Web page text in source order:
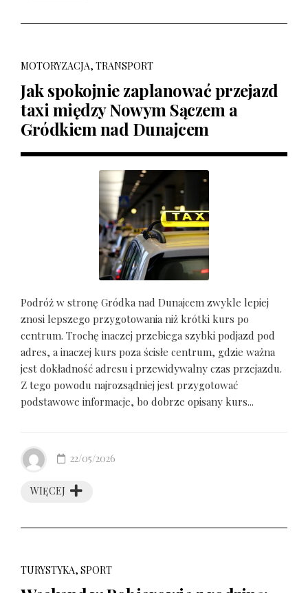
MOTORYZACJA, TRANSPORT
Jak spokojnie zaplanować przejazd
taxi między Nowym Sączem a
Gródkiem nad Dunajcem
Podróż w stronę Gródka nad Dunajcem zwykle lepiej
znosi lepszego przygotowania niż krótki kurs po
centrum. Trochę inaczej przebiega szybki podjazd pod
adres, a inaczej kurs poza ścisłe centrum, gdzie ważna
jest dokładność adresu i przewidywalny czas przejazdu.
Z tego powodu najrozsądniej jest przygotować
podstawowe informacje, bo dobrze opisany kurs...
WIĘCEJ
22/05/2026
TURYSTYKA, SPORT